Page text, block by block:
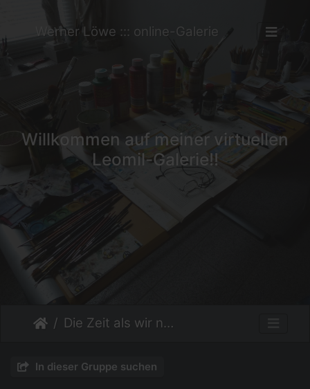
Werner Löwe ::: online-Galerie
Willkommen auf meiner virtuellen
Leomil-Galerie!!
Die Zeit als wir noch Kinder waren
In dieser Gruppe suchen